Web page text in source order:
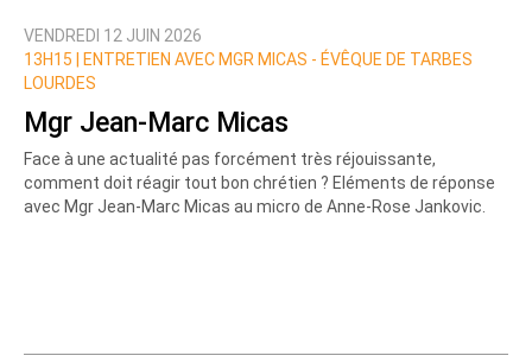
VENDREDI 12 JUIN 2026
13H15 |
ENTRETIEN AVEC MGR MICAS - ÉVÊQUE DE TARBES
LOURDES
Mgr Jean-Marc Micas
Face à une actualité pas forcément très réjouissante,
comment doit réagir tout bon chrétien ? Eléments de réponse
avec Mgr Jean-Marc Micas au micro de Anne-Rose Jankovic.